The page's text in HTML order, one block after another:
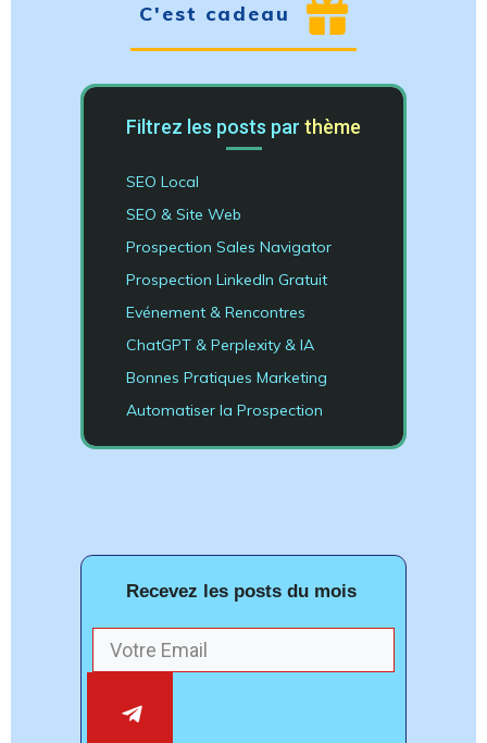
C'est cadeau
Filtrez les posts par thème
SEO Local
SEO & Site Web
Prospection Sales Navigator
Prospection LinkedIn Gratuit
Evénement & Rencontres
ChatGPT & Perplexity & IA
Bonnes Pratiques Marketing
Automatiser la Prospection
Recevez les posts du mois